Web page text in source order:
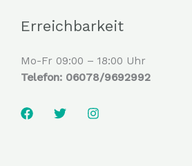
Erreichbarkeit
Mo-Fr 09:00 – 18:00 Uhr
Telefon: 06078/9692992